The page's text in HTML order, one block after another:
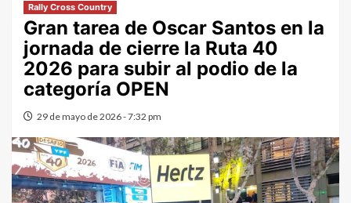
Rally Cross Country
Gran tarea de Oscar Santos en la
jornada de cierre la Ruta 40
2026 para subir al podio de la
categoría OPEN
29 de mayo de 2026 - 7:32 pm